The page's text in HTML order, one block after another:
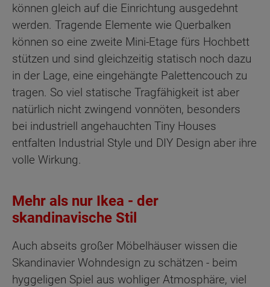
können gleich auf die Einrichtung ausgedehnt
werden. Tragende Elemente wie Querbalken
können so eine zweite Mini-Etage fürs Hochbett
stützen und sind gleichzeitig statisch noch dazu
in der Lage, eine eingehängte Palettencouch zu
tragen. So viel statische Tragfähigkeit ist aber
natürlich nicht zwingend vonnöten, besonders
bei industriell angehauchten Tiny Houses
entfalten Industrial Style und DIY Design aber ihre
volle Wirkung.
Mehr als nur Ikea - der
skandinavische Stil
Auch abseits großer Möbelhäuser wissen die
Skandinavier Wohndesign zu schätzen - beim
hyggeligen Spiel aus wohliger Atmosphäre, viel